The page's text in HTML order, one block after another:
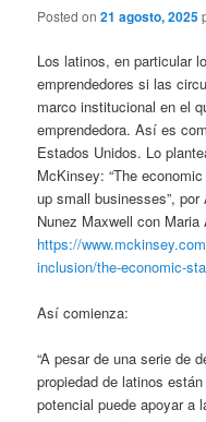
Posted on21 agosto, 2025
Los latinos, en particular
emprendedores si las
marco institucional en el
emprendedora. Así es
Estados Unidos. Lo
McKinsey: “The
up small businesses”,
Nunez Maxwell con Maria
https://
inclusion/the-economic-
Así comienza:
“A pesar de una serie de
propiedad de latinos
potencial puede apoyar a